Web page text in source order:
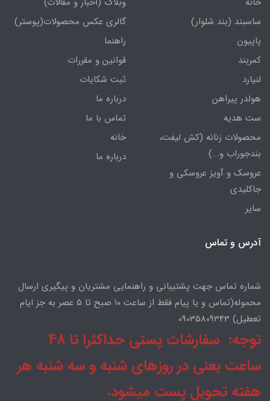
ساسبند (بند شلوار)
پاپیون
کمربند
لنیارد
هولدر پیراهن
ست هدیه
محصولات زنانه (کش لیفت،
بندجوراب و...)
عروسک و آویز عروسکی و
جاکلیدی
سایر
گالری عکس محصولات(پوستر)
راهنما
قوانین و مقررات
ثبت شکایات
درباره ما
تماس با ما
خانه
درباره ما
آدرس و تماس
شماره تماس جهت پشتیبانی و راهنمایی مشتریان و پیگیری ارسال
محموله(تماس و یا پیام فقط از ساعت ۱۰ صبح تا ۵ عصر به جز ایام
تعطیل) 09035809343
توجه: سفارشات پستی حداکثرا تا 48
ساعت یعنی در روزهای شنبه و سه شنبه هر
هفته تحویل پست میشود.